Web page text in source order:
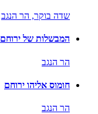
שדה בוקר, הר הנגב
המבשלות של ירוחם
הר הנגב
חומוס אליהו ירוחם
הר הנגב